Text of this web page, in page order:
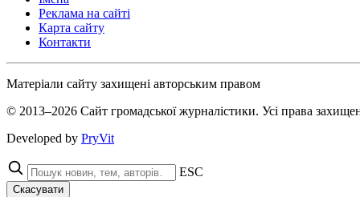
Реклама на сайті
Карта сайту
Контакти
Матеріали сайту захищені авторським правом
© 2013–2026 Сайт громадської журналістики. Усі права
Developed by PryVit
ESC
Скасувати